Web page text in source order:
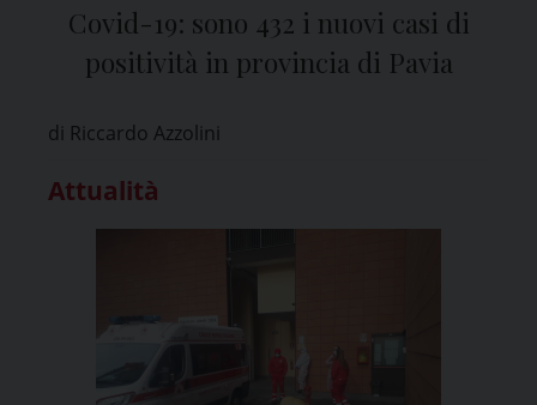
Covid-19: sono 432 i nuovi casi di
positività in provincia di Pavia
di Riccardo Azzolini
Attualità